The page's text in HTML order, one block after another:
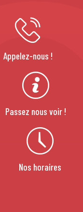
Appelez-nous !
Passez nous voir !
Nos horaires